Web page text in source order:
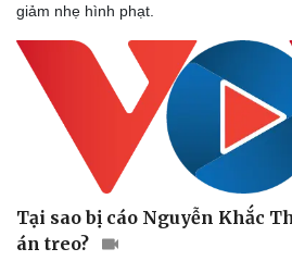
giảm nhẹ hình phạt.
Tại sao bị cáo Nguyễn Khắc
án treo?